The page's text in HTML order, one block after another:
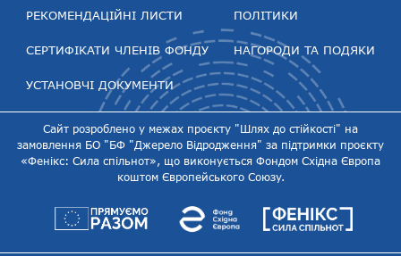
РЕКОМЕНДАЦІЙНІ ЛИСТИ
СЕРТИФІКАТИ ЧЛЕНІВ ФОНДУ
УСТАНОВЧІ ДОКУМЕНТИ
ПОЛІТИКИ
НАГОРОДИ ТА ПОДЯКИ
Сайт розроблено у межах проєкту "Шлях до стійкості" на
замовлення БО "БФ "Джерело Відродження" за підтримки проєкту
«Фенікс: Сила спільнот», що виконується Фондом Східна Європа
коштом Європейського Союзу.